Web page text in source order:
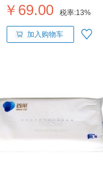
￥69.00 税率:13%
加入购物车